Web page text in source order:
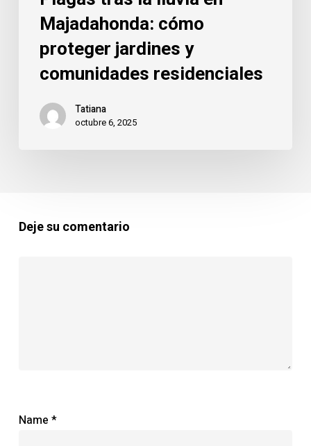
Majadahonda: cómo
proteger jardines y
comunidades residenciales
Tatiana
octubre 6, 2025
Deje su comentario
Name *